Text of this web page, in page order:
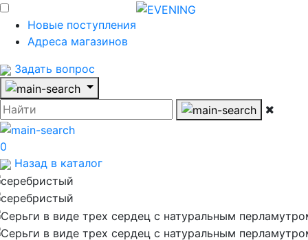
Новые поступления
Адреса магазинов
Задать вопрос
0
Назад в каталог